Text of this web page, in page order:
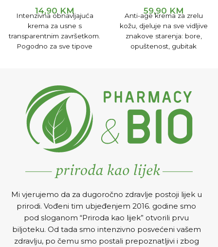
14,90 KM
Intenzivna obnavljajuća
krema za usne s
transparentnim završetkom.
Pogodno za sve tipove
59,90 KM
Anti-age krema za zrelu
kožu, djeluje na sve vidljive
znakove starenja: bore,
opuštenost, gubitak
Mi vjerujemo da za dugoročno zdravlje postoji lijek u
prirodi. Vođeni tim ubjeđenjem 2016. godine smo
pod sloganom “Priroda kao lijek” otvorili prvu
biljoteku. Od tada smo intenzivno posvećeni vašem
zdravlju, po čemu smo postali prepoznatljivi i zbog